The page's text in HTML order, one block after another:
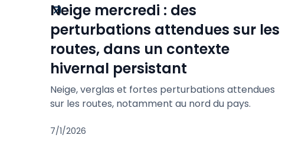
Neige mercredi : des
perturbations attendues sur les
routes, dans un contexte
hivernal persistant
Neige, verglas et fortes perturbations attendues
sur les routes, notamment au nord du pays.
7/1/2026